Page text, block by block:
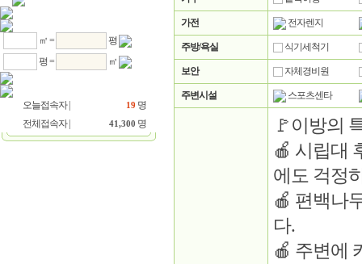
㎡ =
평
평 =
㎡
오늘접속자 | 19 명
전체접속자 |
41,300 명
가전 전자렌지
주방/욕실 식기세척기
보안 자체경비원
주변시설 스포츠센타
🚩이방의
🍎 시립대
에도 걱정
🍎 편백나
다.
🍎 주변에